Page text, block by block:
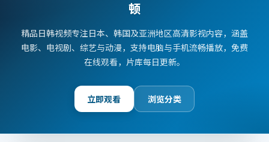
顿
精品日韩视频专注日本、韩国及亚洲地区高清影视内容，涵盖
电影、电视剧、综艺与动漫，支持电脑与手机流畅播放，免费
在线观看，片库每日更新。
立即观看 浏览分类